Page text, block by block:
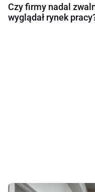
Czy firmy nadal
wyglądał rynek